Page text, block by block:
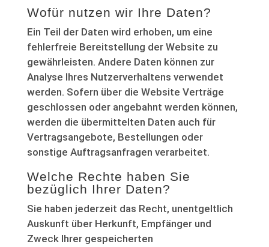
Wofür nutzen wir Ihre Daten?
Ein Teil der Daten wird erhoben, um eine
fehlerfreie Bereitstellung der Website zu
gewährleisten. Andere Daten können zur
Analyse Ihres Nutzerverhaltens verwendet
werden. Sofern über die Website Verträge
geschlossen oder angebahnt werden können,
werden die übermittelten Daten auch für
Vertragsangebote, Bestellungen oder
sonstige Auftragsanfragen verarbeitet.
Welche Rechte haben Sie
bezüglich Ihrer Daten?
Sie haben jederzeit das Recht, unentgeltlich
Auskunft über Herkunft, Empfänger und
Zweck Ihrer gespeicherten